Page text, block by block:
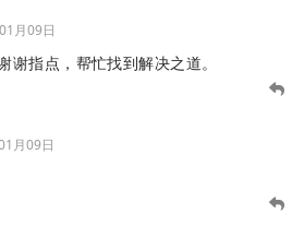
月09日
谢指点，帮忙找到解决之道。
月09日